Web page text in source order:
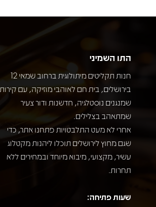
התו השמיני
חנות תקליטים מיתולוגית ברחוב שמאי 12
בירושלים, בית חם לאוהבי מוזיקה, עם קירות
שמנגנים נוסטלגיה, חדשנות ודור צעיר
שמתאהב בצלילים.
אחרי לא מעט התלבטויות פתחנו אתר, כדי
שגם מחוץ לירושלים תוכלו ליהנות מקטלוג
עשיר, מקצועי, מיבוא מיוחד ובמחירים ללא
תחרות.
שעות פתיחה: